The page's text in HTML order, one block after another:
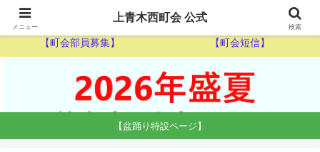
【ゴミ収集カレンダー】 【休日当番医】
【町会部員募集】 【町会短信】
【盆踊り特設ページ】
メニュー
上青木西町会 公式
検索